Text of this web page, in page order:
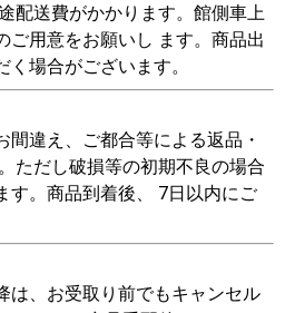
配送費がかかります。館側車上
ご用意をお願いし ます。商品出
場合がございます。
違え、ご都合等による返品・
ただし破損等の初期不良の場合
す。商品到着後、 7日以内にご
は、お受取り前でもキャンセル